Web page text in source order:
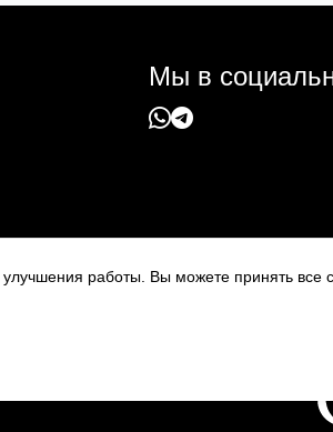
Мы в
улучшения работы. Вы можете принять все